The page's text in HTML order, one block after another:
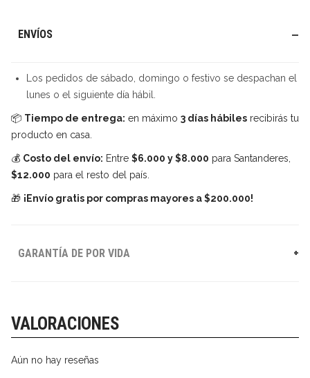
ENVÍOS
Los pedidos de sábado, domingo o festivo se despachan el
lunes o el siguiente día hábil.
📦 Tiempo de entrega: en máximo 3 días hábiles recibirás tu
producto en casa.
💰 Costo del envío: Entre $6.000 y $8.000 para Santanderes,
$12.000 para el resto del país.
🎁 ¡Envío gratis por compras mayores a $200.000!
GARANTÍA DE POR VIDA
VALORACIONES
Aún no hay reseñas